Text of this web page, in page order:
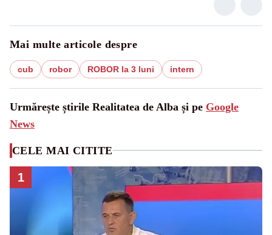
Mai multe articole despre
cub robor ROBOR la 3 luni intern
Urmărește știrile Realitatea de Alba și pe Google
News
CELE MAI CITITE
1